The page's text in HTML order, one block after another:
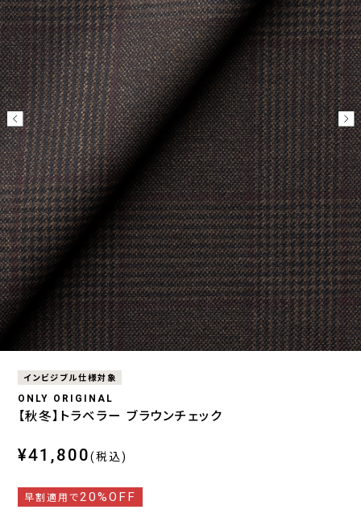
インビジブル仕様対象
ONLY ORIGINAL
【秋冬】トラベラー ブラウンチェック
¥41,800(税込)
早割適用で20%OFF